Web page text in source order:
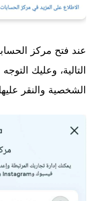
عند فتح مركز
التالية، وعليك
الشخصية والنقر